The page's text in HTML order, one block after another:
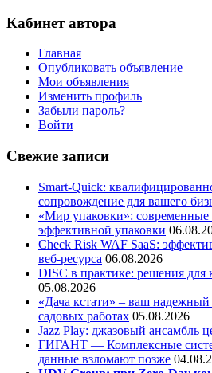
Кабинет автора
Главная
Опубликовать объявление
Мои объявления
Изменить профиль
Забыли пароль?
Войти
Свежие записи
Smart-Quick:
сопровождение для вашего
«Мир упаковки»: современные
эффективной упаковки
Check Risk WAF SaaS:
веб-ресурса 06.08.2026
DISC в практике: решения для
05.08.2026
«Дача кстати» – ваш
садовых работах 05.08.2026
Jazz Play: джазовый ансамбль
ГИГАНТ — Комплексные
данные взломают позже